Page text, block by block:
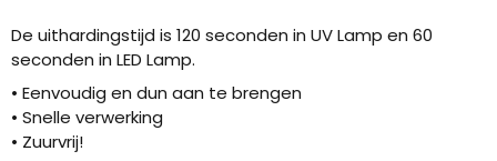
De uithardingstijd is 120 seconden in UV Lamp en 60
seconden in LED Lamp.
• Eenvoudig en dun aan te brengen
• Snelle verwerking
• Zuurvrij!